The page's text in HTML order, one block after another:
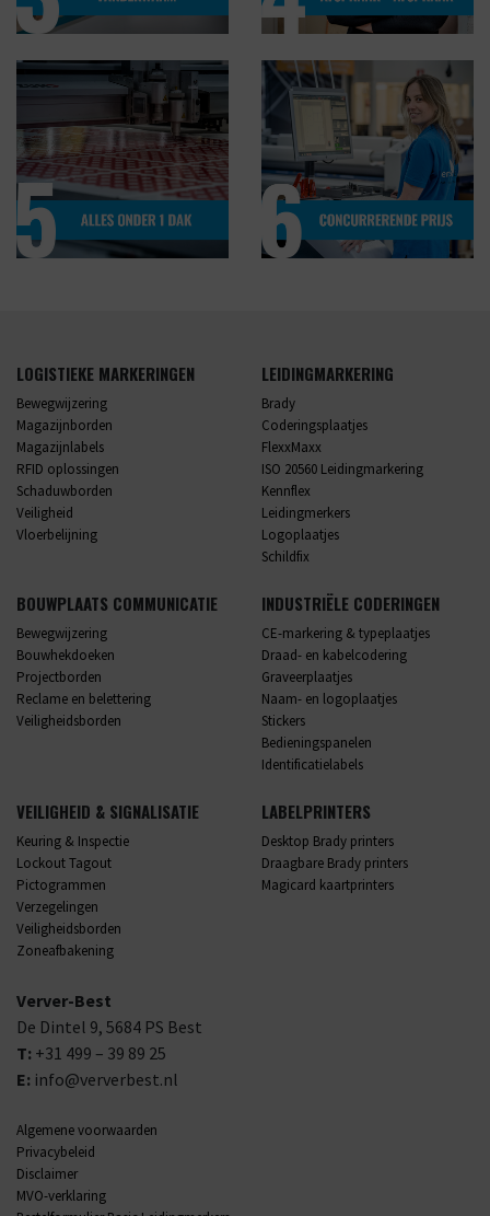
LOGISTIEKE MARKERINGEN
Bewegwijzering
Magazijnborden
Magazijnlabels
RFID oplossingen
Schaduwborden
Veiligheid
Vloerbelijning
LEIDINGMARKERING
Brady
Coderingsplaatjes
FlexxMaxx
ISO 20560 Leidingmarkering
Kennflex
Leidingmerkers
Logoplaatjes
Schildfix
BOUWPLAATS COMMUNICATIE
Bewegwijzering
Bouwhekdoeken
Projectborden
Reclame en belettering
Veiligheidsborden
INDUSTRIËLE CODERINGEN
CE-markering & typeplaatjes
Draad- en kabelcodering
Graveerplaatjes
Naam- en logoplaatjes
Stickers
Bedieningspanelen
Identificatielabels
VEILIGHEID & SIGNALISATIE
Keuring & Inspectie
Lockout Tagout
Pictogrammen
Verzegelingen
Veiligheidsborden
Zoneafbakening
LABELPRINTERS
Desktop Brady printers
Draagbare Brady printers
Magicard kaartprinters
Verver-Best
De Dintel 9, 5684 PS Best
T: +31 499 – 39 89 25
E: info@ververbest.nl
Algemene voorwaarden
Privacybeleid
Disclaimer
MVO-verklaring